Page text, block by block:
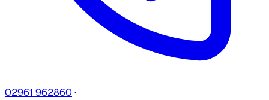
02961 962860 ·